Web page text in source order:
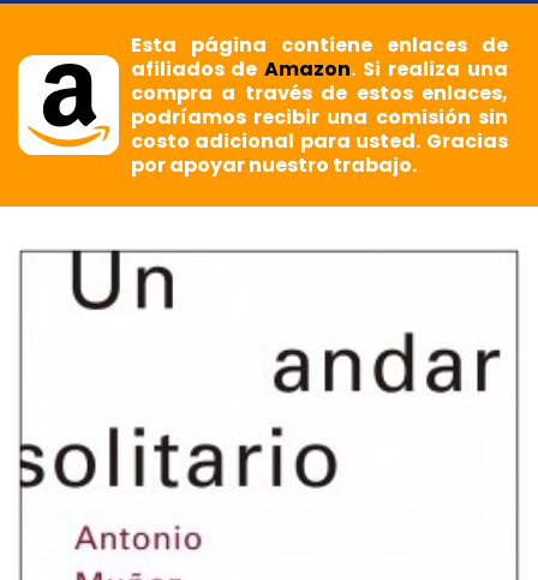
Esta página contiene enlaces de
afiliados deAmazon. Si realiza una
compra a través de estos enlaces,
podríamos recibir una comisión sin
costo adicional para usted. Gracias
por apoyar nuestro trabajo.